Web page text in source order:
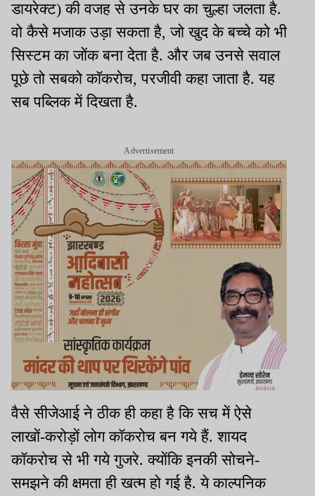
डायरेक्ट) की वजह से उनके घर का चुल्हा जलता है.
वो कैसे मजाक उड़ा सकता है, जो खुद के बच्चे को भी
सिस्टम का जोंक बना देता है. और जब उनसे सवाल
पूछे तो सबको कॉकरोच, परजीवी कहा जाता है. यह
सब पब्लिक में दिखता है.
Advertisement
वैसे सीजेआई ने ठीक ही कहा है कि सच में ऐसे
लाखों-करोड़ों लोग कॉकरोच बन गये हैं. शायद
कॉकरोच से भी गये गुजरे. क्योंकि इनकी सोचने-
समझने की क्षमता ही खत्म हो गई है. ये काल्पनिक